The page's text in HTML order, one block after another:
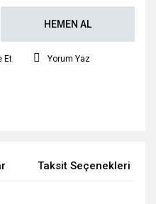
HEMEN AL
Et Yorum Yaz
Taksit Seçenekleri